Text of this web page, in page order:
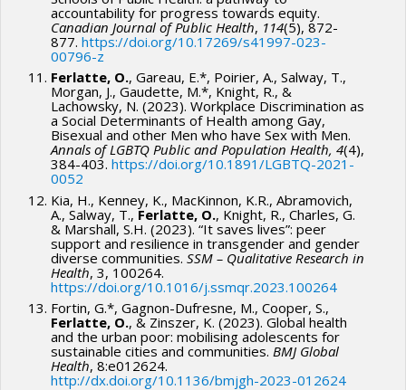
accountability for progress towards equity.
Canadian Journal of Public Health, 114(5), 872-
877. https://doi.org/10.17269/s41997-023-
00796-z
Ferlatte, O., Gareau, E.*, Poirier, A., Salway, T.,
Morgan, J., Gaudette, M.*, Knight, R., &
Lachowsky, N. (2023). Workplace Discrimination as
a Social Determinants of Health among Gay,
Bisexual and other Men who have Sex with Men.
Annals of LGBTQ Public and Population Health, 4(4),
384-403. https://doi.org/10.1891/LGBTQ-2021-
0052
Kia, H., Kenney, K., MacKinnon, K.R., Abramovich,
A., Salway, T., Ferlatte, O., Knight, R., Charles, G.
& Marshall, S.H. (2023). “It saves lives”: peer
support and resilience in transgender and gender
diverse communities. SSM – Qualitative Research in
Health, 3, 100264.
https://doi.org/10.1016/j.ssmqr.2023.100264
Fortin, G.*, Gagnon-Dufresne, M., Cooper, S.,
Ferlatte, O., & Zinszer, K. (2023). Global health
and the urban poor: mobilising adolescents for
sustainable cities and communities. BMJ Global
Health, 8:e012624.
http://dx.doi.org/10.1136/bmjgh-2023-012624